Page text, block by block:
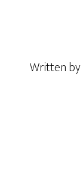
Written by